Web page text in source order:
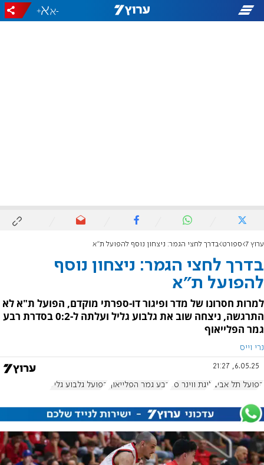
-
+
ערוץ 7 ספורט בדרך לחצי הגמר: ניצחון נוסף להפועל ת"א
בדרך לחצי הגמר: ניצחון נוסף
להפועל ת"א
למרות חסרונו של מדר ופיגור דו-ספרתי מוקדם, הפועל ת"א לא
התרגשה, ניצחה שוב את גלבוע גליל ועלתה ל-0:2 בסדרת רבע
גמר הפלייאוף
נרי וייס
6.05.25, 21:27
הפועל תל אביב ליגת ווינר סל רבע גמר הפלייאוף הפועל גלבוע גליל